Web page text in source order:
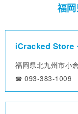
福
iCracked Store
福岡県北九州市小
☎︎ 093-383-1009